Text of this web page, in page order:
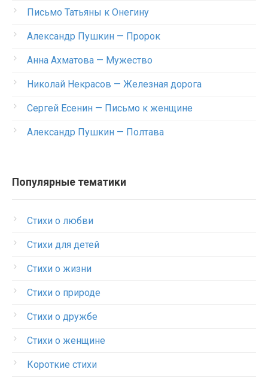
Письмо Татьяны к Онегину
Александр Пушкин — Пророк
Анна Ахматова — Мужество
Николай Некрасов — Железная дорога
Сергей Есенин — Письмо к женщине
Александр Пушкин — Полтава
Популярные тематики
Стихи о любви
Стихи для детей
Стихи о жизни
Стихи о природе
Стихи о дружбе
Стихи о женщине
Короткие стихи